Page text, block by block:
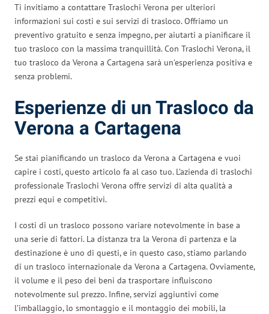
Ti invitiamo a contattare Traslochi Verona per ulteriori
informazioni sui costi e sui servizi di trasloco. Offriamo un
preventivo gratuito e senza impegno, per aiutarti a pianificare il
tuo trasloco con la massima tranquillità. Con Traslochi Verona, il
tuo trasloco da Verona a Cartagena sarà un’esperienza positiva e
senza problemi.
Esperienze di un Trasloco da
Verona a Cartagena
Se stai pianificando un trasloco da Verona a Cartagena e vuoi
capire i costi, questo articolo fa al caso tuo. L’azienda di traslochi
professionale Traslochi Verona offre servizi di alta qualità a
prezzi equi e competitivi.
I costi di un trasloco possono variare notevolmente in base a
una serie di fattori. La distanza tra la Verona di partenza e la
destinazione è uno di questi, e in questo caso, stiamo parlando
di un trasloco internazionale da Verona a Cartagena. Ovviamente,
il volume e il peso dei beni da trasportare influiscono
notevolmente sul prezzo. Infine, servizi aggiuntivi come
l’imballaggio, lo smontaggio e il montaggio dei mobili, la